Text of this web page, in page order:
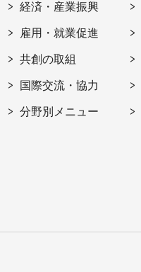
経済・産業振興
雇用・就業促進
共創の取組
国際交流・協力
分野別メニュー